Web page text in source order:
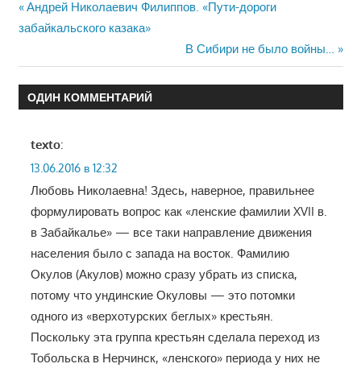
Навигация
записям
Предыдущая
запись:
Андрей Николаевич Филиппов. «Пути-дороги
забайкальского казака»
Следующая
запись:
В Сибири не было войны…
ОДИН КОММЕНТАРИЙ
texto:
13.06.2016 в 12:32
Любовь Николаевна! Здесь, наверное, правильнее
формулировать вопрос как «ленские фамилии XVII в.
в Забайкалье» — все таки направление движения
населения было с запада на восток. Фамилию
Окулов (Акулов) можно сразу убрать из списка,
потому что ундинские Окуловы — это потомки
одного из «верхотурских беглых» крестьян.
Поскольку эта группа крестьян сделала переход из
Тобольска в Нерчинск, «ленского» периода у них не